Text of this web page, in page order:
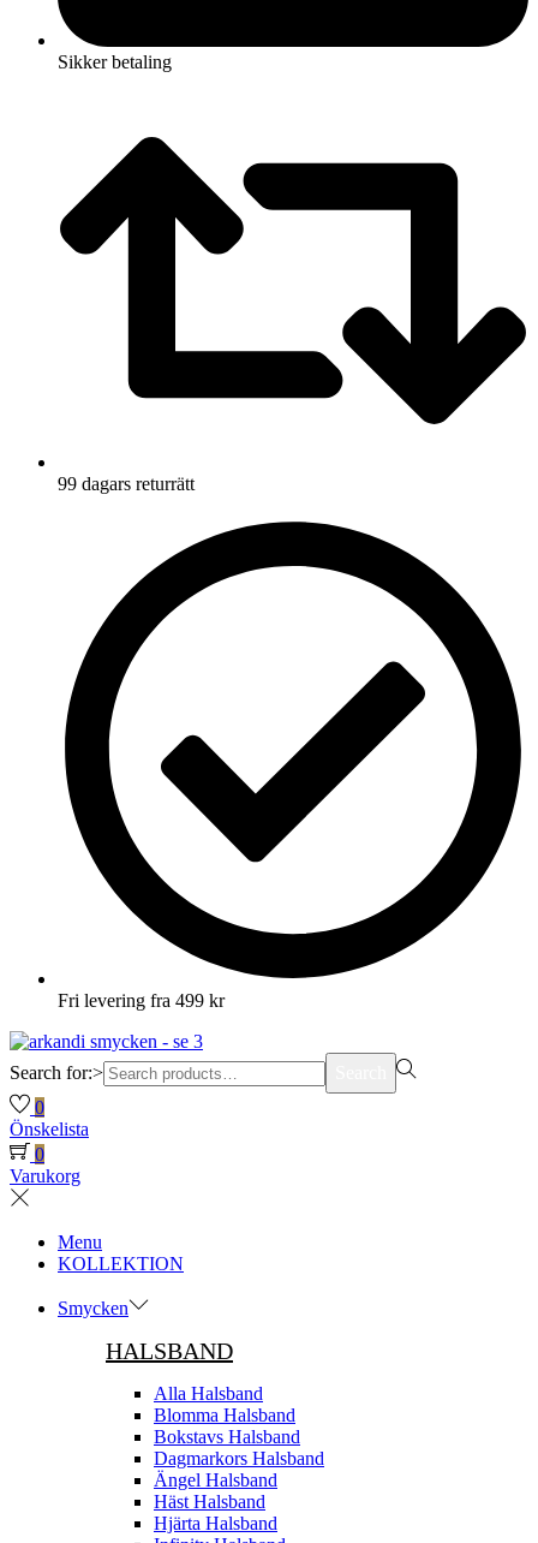
Sikker betaling
99 dagars returrätt
Fri levering fra 499 kr
Search for:>
0
Önskelista
0
Varukorg
Menu
KOLLEKTION
Smycken
HALSBAND
Alla Halsband
Blomma Halsband
Bokstavs Halsband
Dagmarkors Halsband
Ängel Halsband
Häst Halsband
Hjärta Halsband